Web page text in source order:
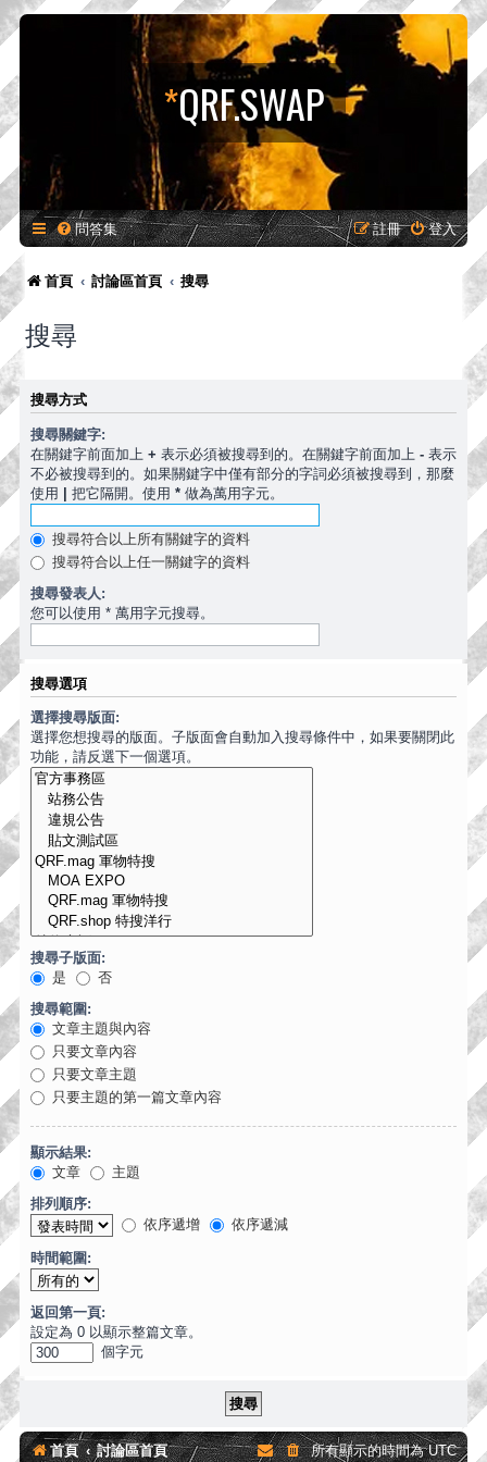
*QRF.SWAP
問答集 登入
註冊
首頁 討論區首頁 搜尋
搜尋
搜尋方式
搜尋關鍵字:
在關鍵字前面加上 + 表示必須被搜尋到的。在關鍵字前面加上 - 表示
不必被搜尋到的。如果關鍵字中僅有部分的字詞必須被搜尋到，那麼
使用 | 把它隔開。使用 * 做為萬用字元。
搜尋符合以上所有關鍵字的資料
搜尋符合以上任一關鍵字的資料
搜尋發表人:
您可以使用 * 萬用字元搜尋。
搜尋選項
選擇搜尋版面:
選擇您想搜尋的版面。子版面會自動加入搜尋條件中，如果要關閉此
功能，請反選下一個選項。
搜尋子版面:
是
否
搜尋範圍:
文章主題與內容
只要文章內容
只要文章主題
只要主題的第一篇文章內容
顯示結果:
文章
主題
排列順序:
依序遞增
依序遞減
時間範圍:
返回第一頁:
設定為 0 以顯示整篇文章。
個字元
首頁 討論區首頁 所有顯示的時間為UTC